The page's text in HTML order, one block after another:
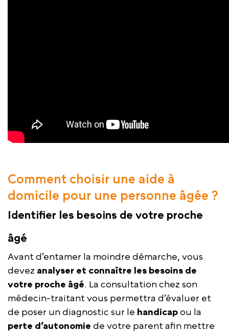
Comment choisir une aide à
domicile pour une personne âgée ?
Identifier les besoins de votre proche
âgé
Avant d’entamer la moindre démarche, vous
devez analyser et connaître les besoins de
votre proche âgé. La consultation chez son
médecin-traitant vous permettra d’évaluer et
de poser un diagnostic sur le handicapou la
perte d’autonomie de votre parent afin mettre